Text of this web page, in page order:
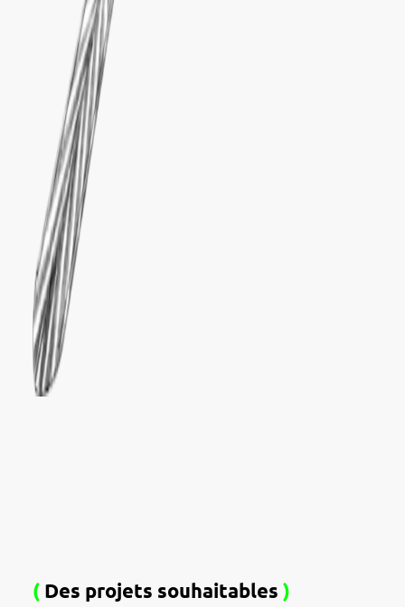
(Des projets souhaitables )